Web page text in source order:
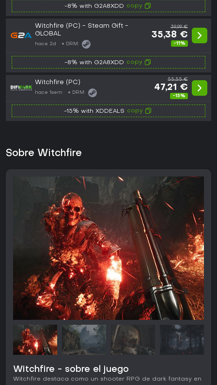
-8% with G2A8XDD copy
Witchfire (PC) - Steam Gift -
GLOBAL
hace 2d DRM:
39,99 €
35,38 €
-11%
-8% with G2A8XDD copy
Witchfire (PC)
hace 1sem DRM:
55,55 €
47,21 €
-15%
-15% with XDDEALS copy
Sobre Witchfire
Witchfire - sobre el juego
Witchfire destaca como un shooter RPG de dark fantasy en